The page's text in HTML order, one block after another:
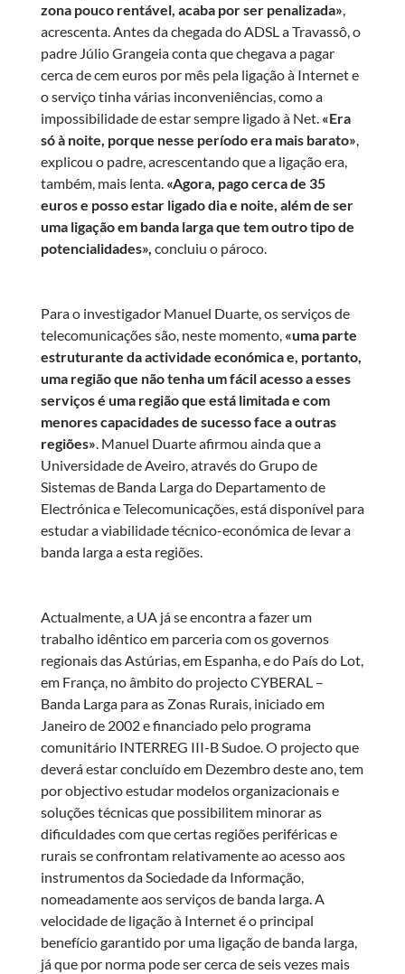
zona pouco rentável, acaba por ser penalizada»,
acrescenta. Antes da chegada do ADSL a Travassô, o
padre Júlio Grangeia conta que chegava a pagar
cerca de cem euros por mês pela ligação à Internet e
o serviço tinha várias inconveniências, como a
impossibilidade de estar sempre ligado à Net. «Era
só à noite, porque nesse período era mais barato»,
explicou o padre, acrescentando que a ligação era,
também, mais lenta.«Agora, pago cerca de 35
euros e posso estar ligado dia e noite, além de ser
uma ligação em banda larga que tem outro tipo de
potencialidades», concluiu o pároco.
Para o investigador Manuel Duarte, os serviços de
telecomunicações são, neste momento, «uma parte
estruturante da actividade económica e, portanto,
uma região que não tenha um fácil acesso a esses
serviços é uma região que está limitada e com
menores capacidades de sucesso face a outras
regiões». Manuel Duarte afirmou ainda que a
Universidade de Aveiro, através do Grupo de
Sistemas de Banda Larga do Departamento de
Electrónica e Telecomunicações, está disponível para
estudar a viabilidade técnico-económica de levar a
banda larga a esta regiões.
Actualmente, a UA já se encontra a fazer um
trabalho idêntico em parceria com os governos
regionais das Astúrias, em Espanha, e do País do Lot,
em França, no âmbito do projecto CYBERAL –
Banda Larga para as Zonas Rurais, iniciado em
Janeiro de 2002 e financiado pelo programa
comunitário INTERREG III-B Sudoe. O projecto que
deverá estar concluído em Dezembro deste ano, tem
por objectivo estudar modelos organizacionais e
soluções técnicas que possibilitem minorar as
dificuldades com que certas regiões periféricas e
rurais se confrontam relativamente ao acesso aos
instrumentos da Sociedade da Informação,
nomeadamente aos serviços de banda larga. A
velocidade de ligação à Internet é o principal
benefício garantido por uma ligação de banda larga,
já que por norma pode ser cerca de seis vezes mais